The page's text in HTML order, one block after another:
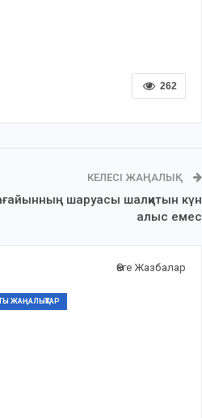
262
КЕЛЕСІ ЖАҢАЛЫҚ
шаруасы шалқитын күн
алыс емес
Өзге Жазбалар
ЖАҢАЛЫҚТАР